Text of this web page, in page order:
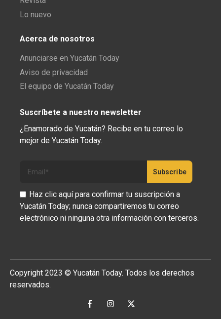
Lo nuevo
Acerca de nosotros
Anunciarse en Yucatán Today
Aviso de privacidad
El equipo de Yucatán Today
Suscríbete a nuestro newsletter
¿Enamorado de Yucatán? Recibe en tu correo lo
mejor de Yucatán Today.
Haz clic aquí para confirmar tu suscripción a
Yucatán Today; nunca compartiremos tu correo
electrónico ni ninguna otra información con terceros.
Copyright 2023 © Yucatán Today. Todos los derechos
reservados.